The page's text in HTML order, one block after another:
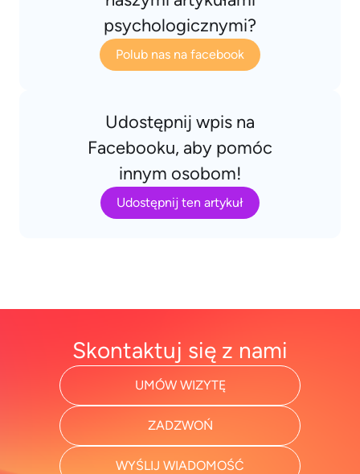
psychologicznymi?
Polub nas na facebook
Udostępnij wpis na
Facebooku, aby pomóc
innym osobom!
Udostępnij ten artykuł
Skontaktuj się z nami
UMÓW WIZYTĘ
ZADZWOŃ
WYŚLIJ WIADOMOŚĆ